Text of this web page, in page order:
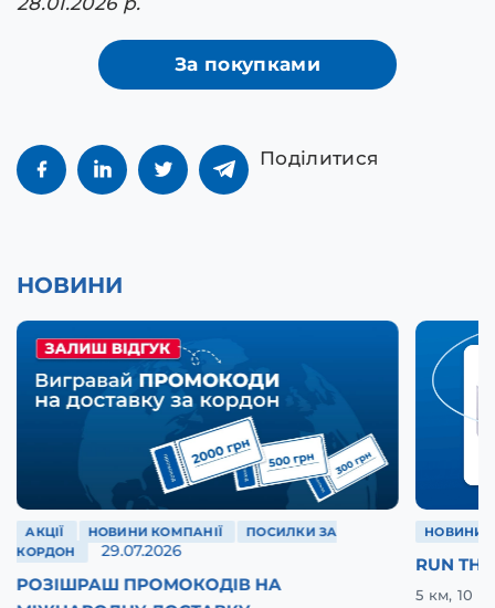
За покупками
Поділитися
НОВИНИ
АКЦІЇ НОВИНИ КОМПАНІЇ
ПОСИЛКИ ЗА
КОРДОН
29.07.2026
РОЗІШРАШ ПРОМОКОДІВ НА
НОВИНИ
RUN
5 км, 10